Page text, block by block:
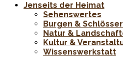
Jenseits der Heimat
Sehenswertes
Burgen &
Natur &
Kultur &
Wissenswerkstatt